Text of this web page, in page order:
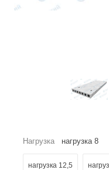
Нагрузка нагрузка 8
нагрузка 12,5